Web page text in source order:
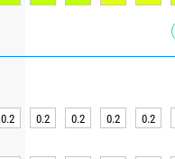
0.2 0.2 0.2 0.2 0.2